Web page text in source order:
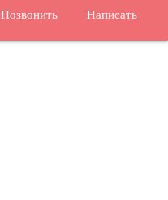
Позвонить Написать